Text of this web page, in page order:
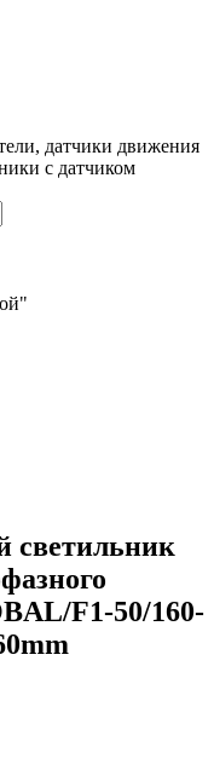
датчики движения
с датчиком
светильник
F1-50/160-